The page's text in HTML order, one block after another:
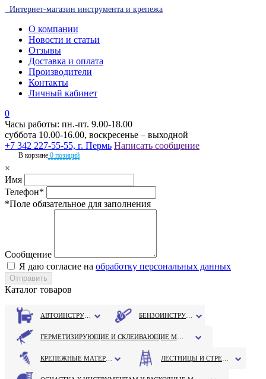
Интернет-магазин инструмента и крепежа
О компании
Новости и статьи
Отзывы
Доставка и оплата
Производители
Контакты
Личный кабинет
0
Часы работы: пн.-пт. 9.00-18.00
суббота 10.00-16.00, воскресенье – выходной
+7 342 227-55-55, г. Пермь Написать сообщение
В корзине 0 позиций
×
Имя
Телефон*
*Поле обязательное для заполнения
Сообщение
Я даю согласие на обработку персональных данных
Каталог товаров